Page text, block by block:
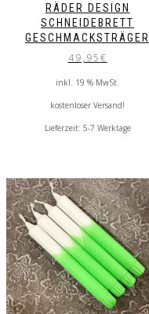
RÄDER DESIGN
SCHNEIDEBRETT
GESCHMACKSTRÄGER
49,95€
inkl. 19 % MwSt.
kostenloser Versand!
Lieferzeit: 5-7 Werktage